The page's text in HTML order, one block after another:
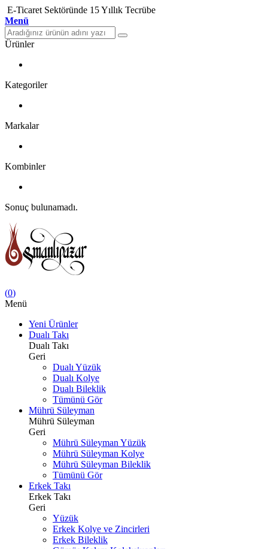
E-Ticaret Sektöründe 15 Yıllık Tecrübe
Menü
Ürünler
Kategoriler
Markalar
Kombinler
Sonuç bulunamadı.
(0)
Menü
Yeni Ürünler
Dualı Takı
Dualı Takı
Geri
Dualı Yüzük
Dualı Kolye
Dualı Bileklik
Tümünü Gör
Mührü Süleyman
Mührü Süleyman
Geri
Mührü Süleyman Yüzük
Mührü Süleyman Kolye
Mührü Süleyman Bileklik
Tümünü Gör
Erkek Takı
Erkek Takı
Geri
Yüzük
Erkek Kolye ve Zincirleri
Erkek Bileklik